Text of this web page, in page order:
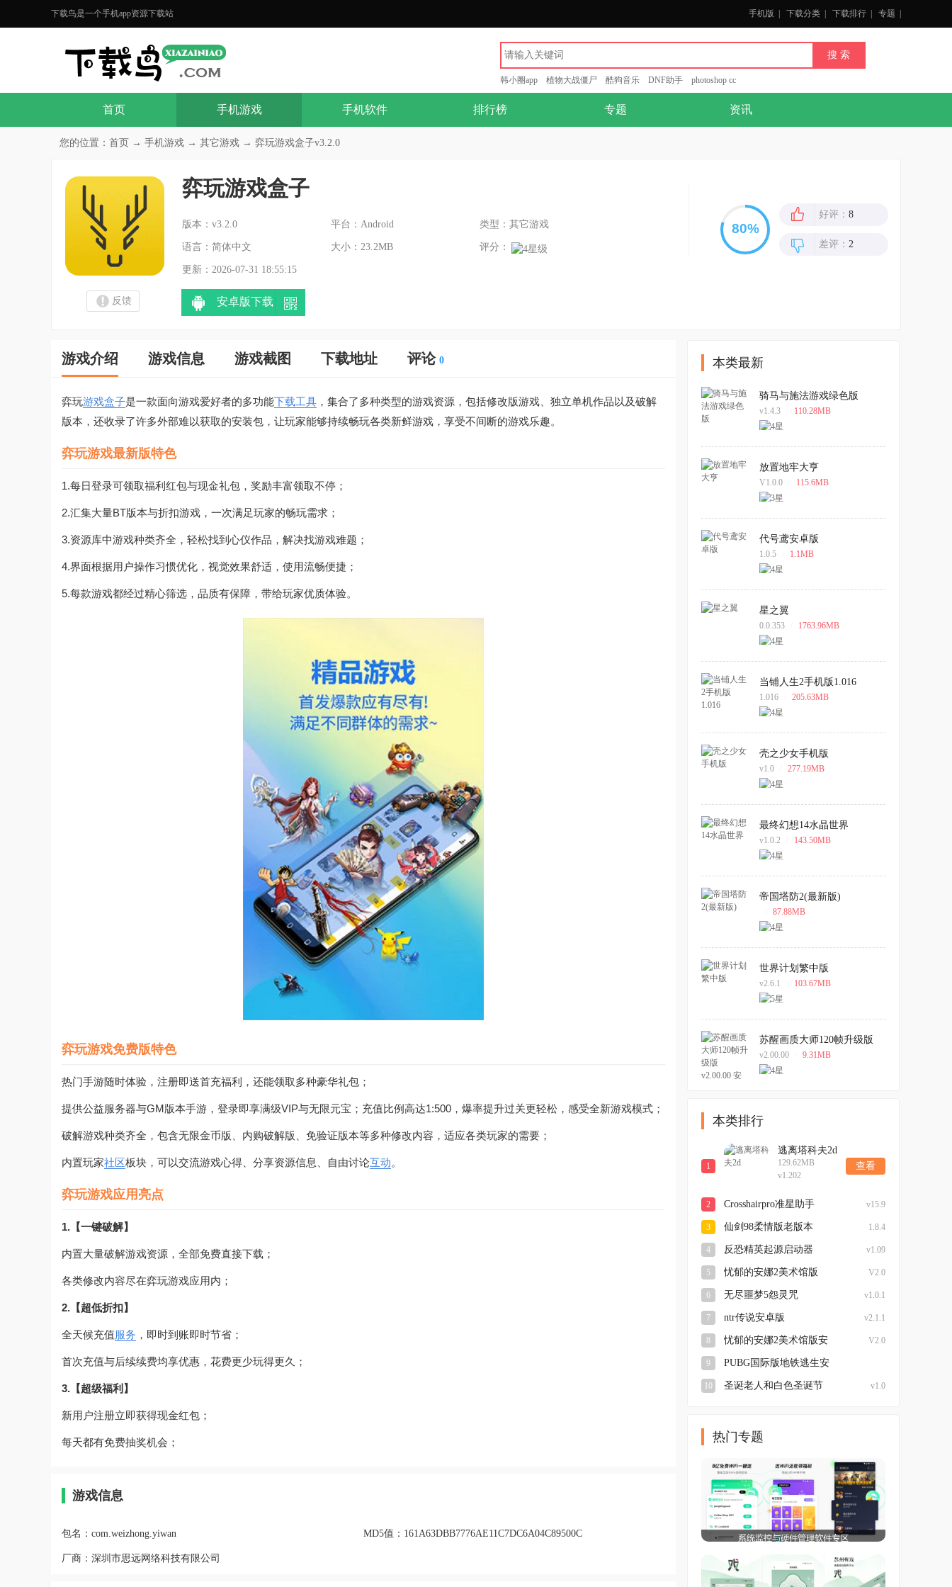
下载鸟是一个手机app资源下载站 手机版 下载分类 下载排行 专题
韩小圈app 植物大战僵尸 酷狗音乐 DNF助手 photoshop cc
首页 手机游戏 手机软件 排行榜 专题 资讯
您的位置： 首页 → 手机游戏 → 其它游戏 → 弈玩游戏盒子v3.2.0
弈玩游戏盒子
版本：v3.2.0 平台：Android 类型：其它游戏
语言：简体中文 大小：23.2MB 评分：
更新：2026-07-31 18:55:15
反馈 安卓版下载
好评： 8
差评： 2
游戏介绍 游戏信息 游戏截图 下载地址 评论 0
弈玩游戏盒子是一款面向游戏爱好者的多功能下载工具 ，集合了多种类型的游戏资源，包括修改版游戏、独立单机作品以及破解
版本，还收录了许多外部难以获取的安装包，让玩家能够持续畅玩各类新鲜游戏，享受不间断的游戏乐趣。
弈玩游戏最新版特色
1.每日登录可领取福利红包与现金礼包，奖励丰富领取不停；
2.汇集大量BT版本与折扣游戏，一次满足玩家的畅玩需求；
3.资源库中游戏种类齐全，轻松找到心仪作品，解决找游戏难题；
4.界面根据用户操作习惯优化，视觉效果舒适，使用流畅便捷；
5.每款游戏都经过精心筛选，品质有保障，带给玩家优质体验。
弈玩游戏免费版特色
热门手游随时体验，注册即送首充福利，还能领取多种豪华礼包；
提供公益服务器与GM版本手游，登录即享满级VIP与无限元宝；充值比例高达1:500，爆率提升过关更轻松，感受全新游戏模式；
破解游戏种类齐全，包含无限金币版、内购破解版、免验证版本等多种修改内容，适应各类玩家的需要；
内置玩家社区板块，可以交流游戏心得、分享资源信息、自由讨论互动。
弈玩游戏应用亮点
1.【一键破解】
内置大量破解游戏资源，全部免费直接下载；
各类修改内容尽在弈玩游戏应用内；
2.【超低折扣】
全天候充值服务 ，即时到账即时节省；
首次充值与后续续费均享优惠，花费更少玩得更久；
3.【超级福利】
新用户注册立即获得现金红包；
每天都有免费抽奖机会；
游戏信息
包名： com.weizhong.yiwan MD5值： 161A63DBB7776AE11C7DC6A04C89500C
厂商： 深圳市思远网络科技有限公司
本类最新
骑马与施法游戏绿色版
v1.4.3 110.28MB
放置地牢大亨
V1.0.0 115.6MB
代号鸢安卓版
1.0.5 1.1MB
星之翼
0.0.353 1763.96MB
当铺人生2手机版1.016
1.016 205.63MB
壳之少女手机版
v1.0 277.19MB
最终幻想14水晶世界
v1.0.2 143.50MB
帝国塔防2(最新版)
87.88MB
世界计划繁中版
v2.6.1 103.67MB
苏醒画质大师120帧升级版
v2.00.00 安卓版
v2.00.00 9.31MB
本类排行
1
逃离塔科夫2d
129.62MB
v1.202
查看
2 Crosshairpro准星助手 v15.9
3 仙剑98柔情版老版本 1.8.4
4 反恐精英起源启动器 v1.09
5 忧郁的安娜2美术馆版 V2.0
6 无尽噩梦5怨灵咒 v1.0.1
7 ntr传说安卓版 v2.1.1
8
忧郁的安娜2美术馆版安
V2.0
9
PUBG国际版地铁逃生安
10 圣诞老人和白色圣诞节 v1.0
热门专题